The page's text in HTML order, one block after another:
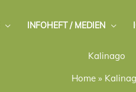
INFOHEFT / MEDIEN
Kalinago
Home »